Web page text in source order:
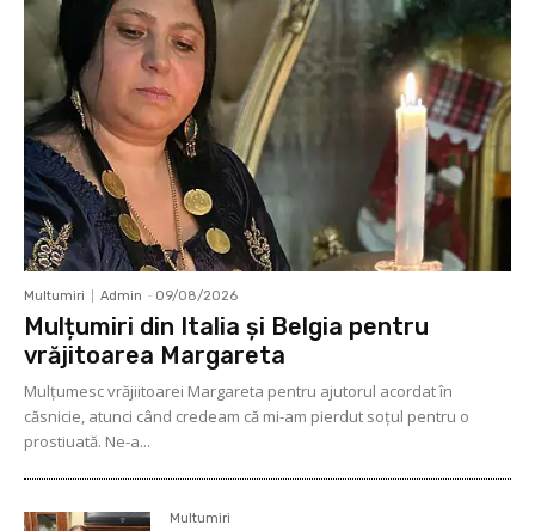
Multumiri Admin - 09/08/2026
Mulțumiri din Italia și Belgia pentru
vrăjitoarea Margareta
Mulţumesc vrăjiitoarei Margareta pentru ajutorul acordat în
căsnicie, atunci când credeam că mi-am pierdut soţul pentru o
prostiuată. Ne-a...
Multumiri